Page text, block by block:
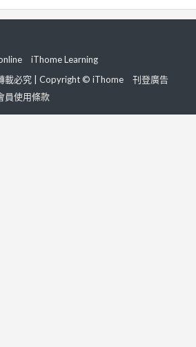
iThome Learning
載必究 | Copyright © iThome
刊登廣告
員使用條款